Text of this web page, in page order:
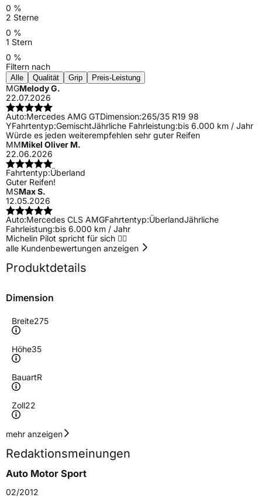
0 %
2 Sterne
0 %
1 Stern
0 %
Filtern nach
Alle Qualität Grip Preis-Leistung
MGMelody G.
22.07.2026
Auto:Mercedes AMG GTDimension:265/35 R19 98
YFahrtentyp:GemischtJährliche Fahrleistung:bis 6.000 km / Jahr
Würde es jeden weiterempfehlen sehr guter Reifen
MMMikel Oliver M.
22.06.2026
Fahrtentyp:Überland
Guter Reifen!
MSMax S.
12.05.2026
Auto:Mercedes CLS AMGFahrtentyp:ÜberlandJährliche
Fahrleistung:bis 6.000 km / Jahr
Michelin Pilot spricht für sich 👌🏼
alle Kundenbewertungen anzeigen
Produktdetails
Dimension
Breite275
Höhe35
BauartR
Zoll22
Geschwindigkeitsindex
Höchstgeschwindigkeit
300 km/h
Lastindex104
mehr anzeigen
Redaktionsmeinungen
Auto Motor Sport
02/2012